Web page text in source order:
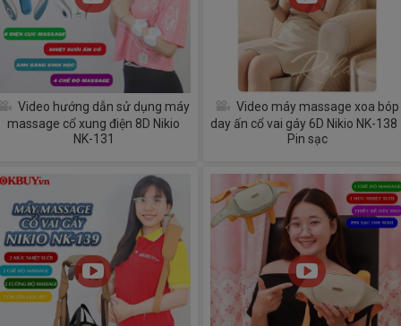
Video hướng dẫn sử dụng máy
massage cổ xung điện 8D Nikio
NK-131
Video máy massage xoa bóp
day ấn cổ vai gáy 6D Nikio NK-138
Pin sạc